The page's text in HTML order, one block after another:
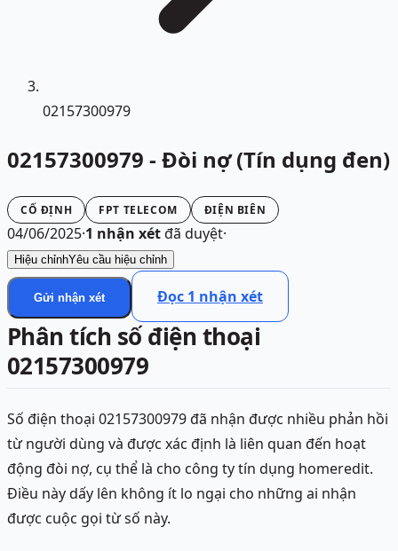
02157300979
02157300979 - Đòi nợ (Tín dụng đen)
CỐ ĐỊNH FPT TELECOM ĐIỆN BIÊN
04/06/2025·1 nhận xétđã duyệt·
Hiệu chỉnhYêu cầu hiệu chỉnh
Gửi nhận xét Đọc 1 nhận xét
Phân tích số điện thoại
02157300979
Số điện thoại 02157300979 đã nhận được nhiều phản hồi
từ người dùng và được xác định là liên quan đến hoạt
động đòi nợ, cụ thể là cho công ty tín dụng homeredit.
Điều này dấy lên không ít lo ngại cho những ai nhận
được cuộc gọi từ số này.